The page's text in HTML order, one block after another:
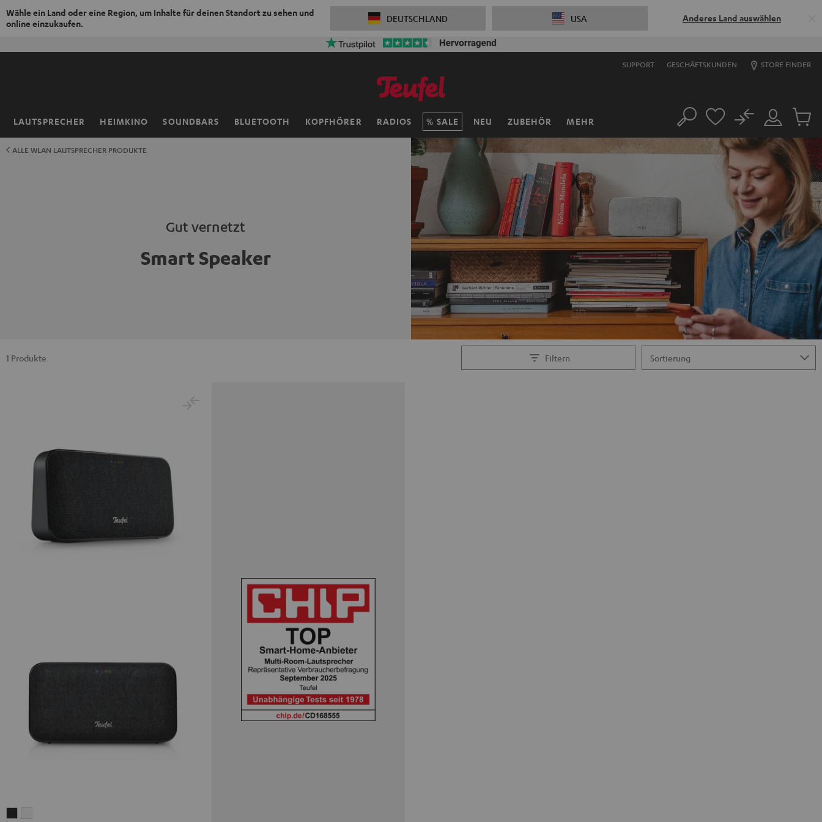
Wähle ein Land oder eine Region, um Inhalte für deinen Standort zu sehen und
online einzukaufen.
DEUTSCHLAND USA Anderes Land auswählen
SUPPORT GESCHÄFTSKUNDEN STORE FINDER
LAUTSPRECHER HEIMKINO SOUNDBARS BLUETOOTH KOPFHÖRER RADIOS SALE NEU ZUBEHÖR MEHR
Startseite Suche
Mein
Konto
No
Artikel
im
ALLE WLAN LAUTSPRECHER PRODUKTE
Gut vernetzt
Smart Speaker
Filtern
1 Produkte